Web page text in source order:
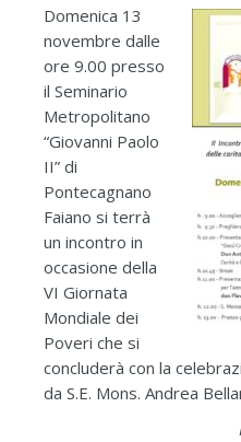
Domenica 13
novembre dalle
ore 9.00 presso
il Seminario
Metropolitano
“Giovanni Paolo
II” di
Pontecagnano
Faiano si terrà
un incontro in
occasione della
VI Giornata
Mondiale dei
Poveri che si
concluderà con la
da S.E. Mons. Andrea